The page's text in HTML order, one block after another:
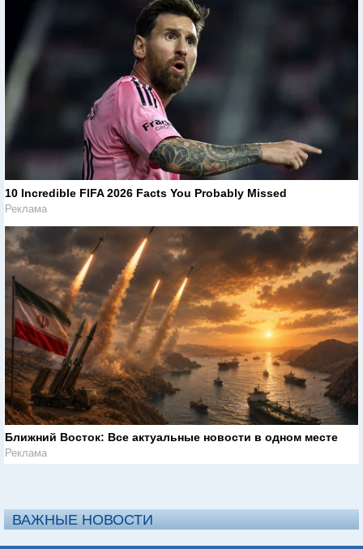
10 Incredible FIFA 2026 Facts You Probably Missed
Реклама
Ближний Восток: Все актуальные новости в одном месте
Реклама
ВАЖНЫЕ НОВОСТИ